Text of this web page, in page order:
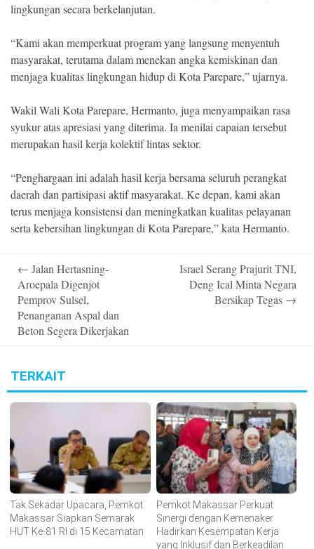
lingkungan secara berkelanjutan.
“Kami akan memperkuat program yang langsung menyentuh
masyarakat, terutama dalam menekan angka kemiskinan dan
menjaga kualitas lingkungan hidup di Kota Parepare,” ujarnya.
Wakil Wali Kota Parepare, Hermanto, juga menyampaikan rasa
syukur atas apresiasi yang diterima. Ia menilai capaian tersebut
merupakan hasil kerja kolektif lintas sektor.
“Penghargaan ini adalah hasil kerja bersama seluruh perangkat
daerah dan partisipasi aktif masyarakat. Ke depan, kami akan
terus menjaga konsistensi dan meningkatkan kualitas pelayanan
serta kebersihan lingkungan di Kota Parepare,” kata Hermanto.
navigation
← Jalan Hertasning-
Aroepala Digenjot
Pemprov Sulsel,
Penanganan Aspal dan
Beton Segera Dikerjakan
Israel Serang Prajurit TNI,
Deng Ical Minta Negara
Bersikap Tegas →
TERKAIT
Tak Sekadar Upacara, Pemkot
Makassar Siapkan Semarak
HUT Ke-81 RI di 15 Kecamatan
Pemkot Makassar Perkuat
Sinergi dengan Kemenaker
Hadirkan Kesempatan Kerja
yang Inklusif dan Berkeadilan